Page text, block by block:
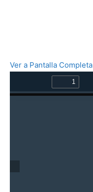
Ver a Pantalla Completa